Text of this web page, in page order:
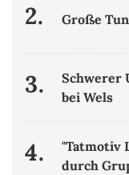
2. Große
3.
Schwerer
bei Wels
4.
"Tatmotiv
durch